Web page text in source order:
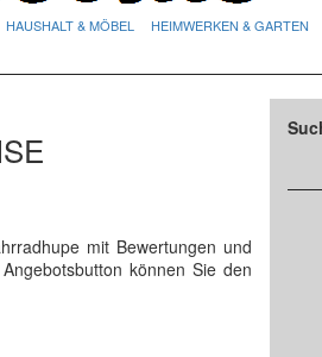
HAUSHALT & MÖBEL HEIMWERKEN & GARTEN
mit Bewertungen und
können Sie den